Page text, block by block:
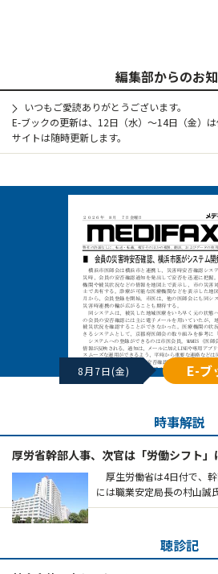
編集部からのお
いつもご愛読ありがとうございます。
E-ブックの更新は、12日（水）～14日（金）
サイトは随時更新します。
8月7日(金) E-ブ
時事解説
厚労省幹部人事、次官は「労働シフト」
厚生労働省は4日付で、
には職業安定局長の村山誠
聴診記